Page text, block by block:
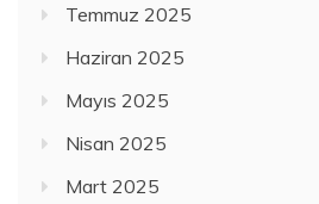
Temmuz 2025
Haziran 2025
Mayıs 2025
Nisan 2025
Mart 2025